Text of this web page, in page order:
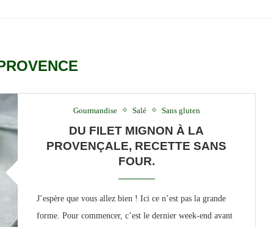
Gourmandise Salé Sans gluten
DU FILET MIGNON À LA
PROVENÇALE, RECETTE SANS
FOUR.
J’espère que vous allez bien ! Ici ce n’est pas la grande
forme. Pour commencer, c’est le dernier week-end avant